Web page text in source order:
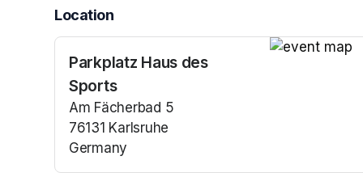
Location
Parkplatz Haus des
Sports
Am Fächerbad 5
76131 Karlsruhe
Germany
(opens in a new tab)